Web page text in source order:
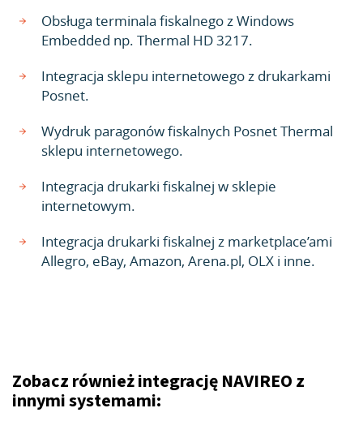
Obsługa terminala fiskalnego z Windows
Embedded np. Thermal HD 3217.
Integracja sklepu internetowego z drukarkami
Posnet.
Wydruk paragonów fiskalnych Posnet Thermal
sklepu internetowego.
Integracja drukarki fiskalnej w sklepie
internetowym.
Integracja drukarki fiskalnej z marketplace’ami
Allegro, eBay, Amazon, Arena.pl, OLX i inne.
Zobacz również integrację NAVIREO z
innymi systemami: